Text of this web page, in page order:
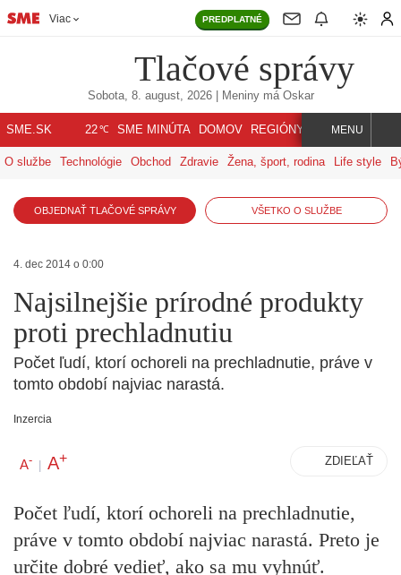
Viac PREDPLATNÉ
Tlačové správy
Sobota, 8. august, 2026| Meniny má Oskar
SME.SK 22℃ SME MINÚTA DOMOV REGIÓNY INDEX SVET
MENU
O službe Technológie Obchod Zdravie Žena, šport, rodina Life style
OBJEDNAŤ TLAČOVÉ SPRÁVY VŠETKO O SLUŽBE
4. dec 2014 o 0:00
Najsilnejšie prírodné produkty
proti prechladnutiu
Počet ľudí, ktorí ochoreli na prechladnutie, práve v
tomto období najviac narastá.
Inzercia
A- | A+ ZDIEĽAŤ
Počet ľudí, ktorí ochoreli na prechladnutie,
práve v tomto období najviac narastá. Preto je
určite dobré vedieť, ako sa mu vyhnúť.